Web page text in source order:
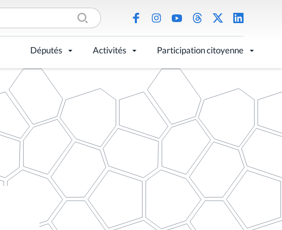
Députés Activités Participation citoyenne